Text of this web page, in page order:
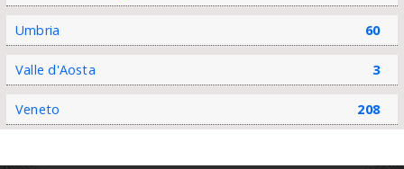
Umbria 60
Valle d'Aosta 3
Veneto 208